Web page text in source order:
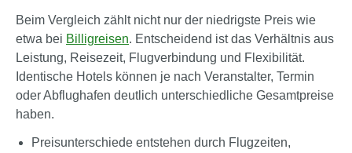
Beim Vergleich zählt nicht nur der niedrigste Preis wie
etwa bei Billigreisen. Entscheidend ist das Verhältnis aus
Leistung, Reisezeit, Flugverbindung und Flexibilität.
Identische Hotels können je nach Veranstalter, Termin
oder Abflughafen deutlich unterschiedliche Gesamtpreise
haben.
Preisunterschiede entstehen durch Flugzeiten,